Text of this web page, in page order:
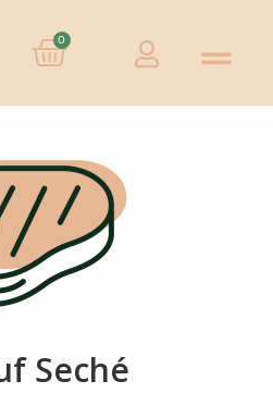
0
Seché